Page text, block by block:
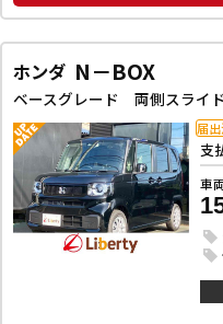
ホンダ N－BOX
支
車
届